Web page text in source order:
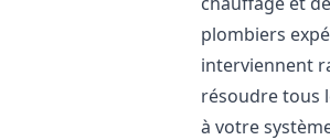
plombiers
interviennent
résoudre tous
à votre